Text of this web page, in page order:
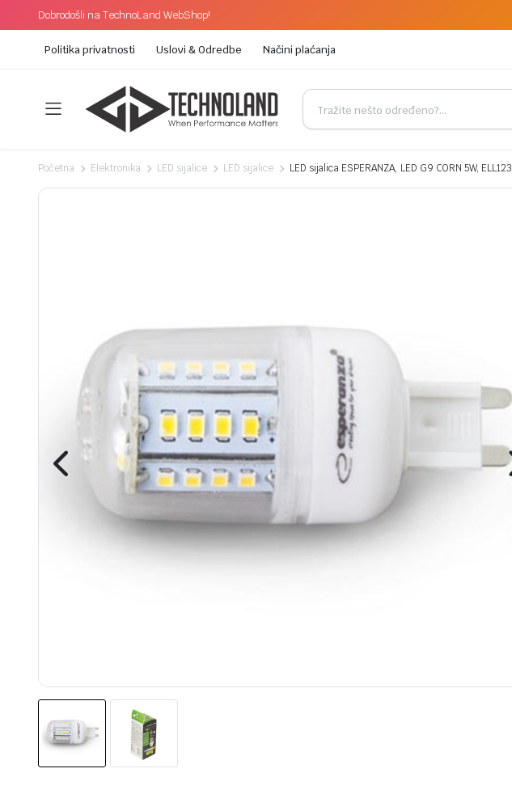
Dobrodošli na TechnoLand WebShop!
Politika privatnosti Uslovi & Odredbe Načini plaćanja
Početna Elektronika LED sijalice LED sijalice LED sijalica ESPERANZA, LED G9 CORN 5W, ELL123